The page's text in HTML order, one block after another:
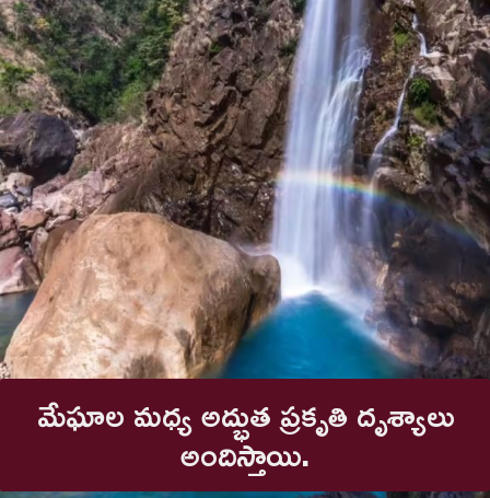
మేఘాల మధ్య అద్భుత ప్రకృతి దృశ్యాలు
అందిస్తాయి.